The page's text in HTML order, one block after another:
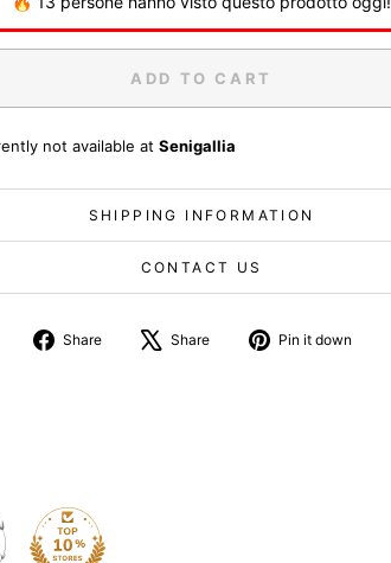
ADD TO CART
not available at Senigallia
SHIPPING INFORMATION
CONTACT US
Share
Share
Share
Tweet
about
Pin it down